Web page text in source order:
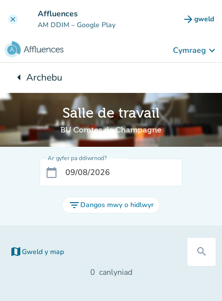
clear Affluences
AM DDIM – Google Play arrow_forward gweld
(tab
Cymraeg keyboard_arrow_down
arrow_leftYn ôl i:
Archebu
Salle de travail
BU Comtes de Champagne
Ar gyfer pa ddiwrnod?
calendar_today
filter_list Dangos mwy o hidlwyr
map Gweld y map
(tab newydd) search
0 canlyniad